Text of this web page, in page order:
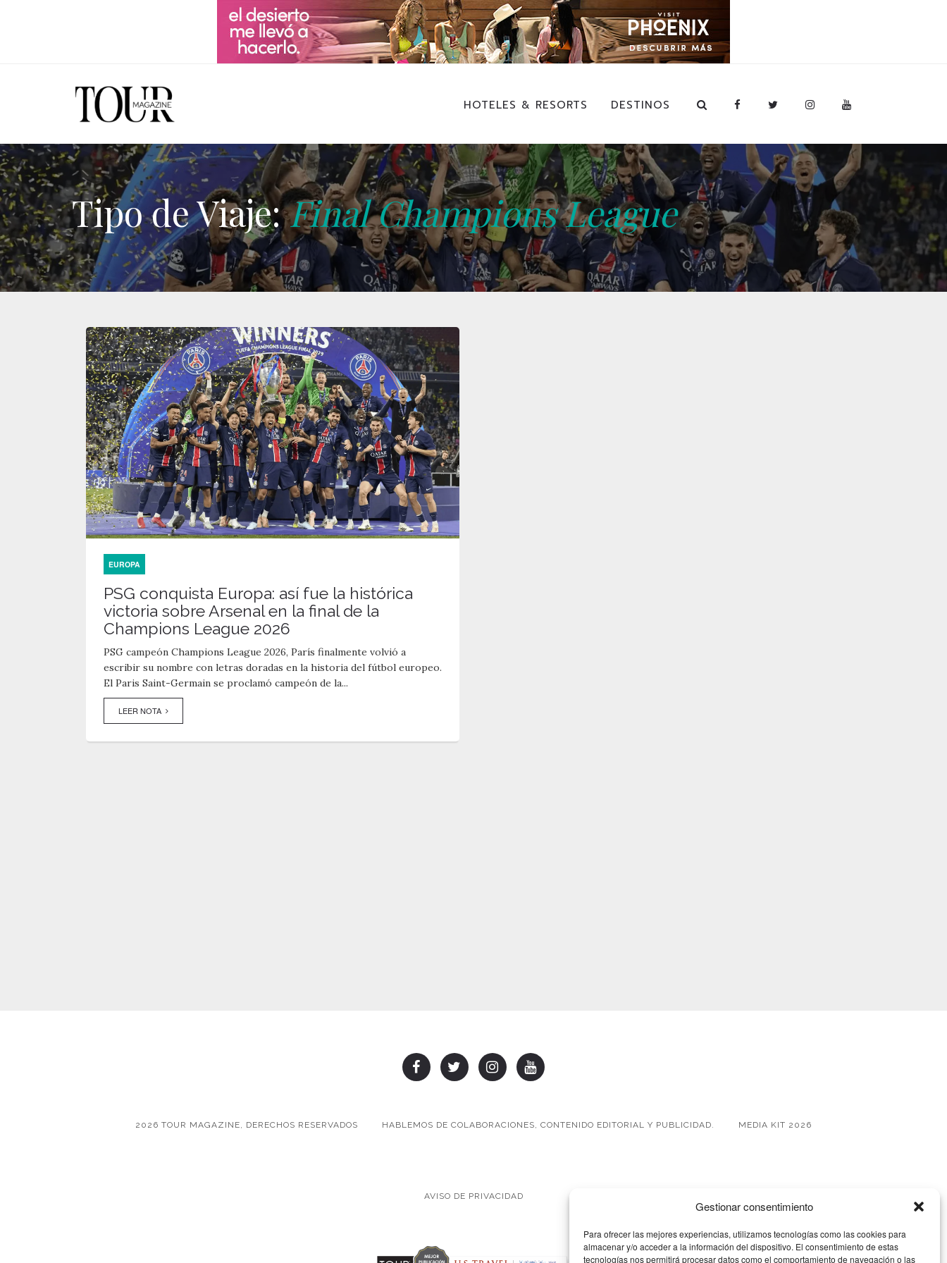
Gestionar consentimiento
Para ofrecer las mejores experiencias, utilizamos tecnologías como las cookies para
almacenar y/o acceder a la información del dispositivo. El consentimiento de estas
tecnologías nos permitirá procesar datos como el comportamiento de navegación o las
HOTELES & RESORTS DESTINOS
Tipo de Viaje:Final Champions League
EUROPA
PSG conquista Europa: así fue la histórica
victoria sobre Arsenal en la final de la
Champions League 2026
PSG campeón Champions League 2026, París finalmente volvió a
escribir su nombre con letras doradas en la historia del fútbol europeo.
El Paris Saint-Germain se proclamó campeón de la...
LEER NOTA
2026 TOUR MAGAZINE, DERECHOS RESERVADOS HABLEMOS DE COLABORACIONES, CONTENIDO EDITORIAL Y PUBLICIDAD. MEDIA KIT 2026
AVISO DE PRIVACIDAD